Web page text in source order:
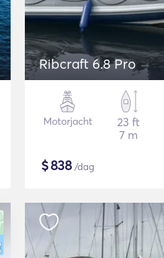
Ribcraft 6.8 Pro
Motorjacht
23 ft
7 m
$838/dag